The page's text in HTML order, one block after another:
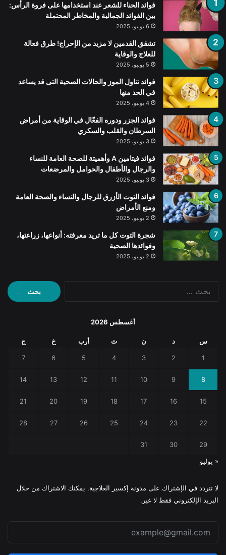
فوائد الحناء للشعر عند استخدامها على فروة الرأس:
بين الفوائد الجمالية والمخاطر المحتملة
6 يونيو، 2025
تشقق القدمين لا مزيد من الإحراج! طرق فعالة
للعلاج والوقاية
5 يونيو، 2025
فوائد تناول الموز والحالات الصحية التى قد يساعد
في الحد منها
4 يونيو، 2025
فوائد الجزر ودوره الفعّال في الوقاية من أمراض
السرطان والقلب والسكري
3 يونيو، 2025
فوائد فيتامين A وأهميتة للصحة العامة للنساء
والرجال والأطفال والحوامل والمرضعات
3 يونيو، 2025
فوائد التوت الأزرق للرجال والنساء والصحة العامة
ومنع الأمراض
2 يونيو، 2025
شجرة التوت كل ما تريد معرفته: أنواعها، زراعتها،
وفوائدها الصحية
2 يونيو، 2025
البحث
عن:
أغسطس 2026
س د ن ث أرب خ ج
1
2
3
4
5
6
7
8
9
10
11
12
13
14
15
16
17
18
19
20
21
22
23
24
25
26
27
28
29
30
31
« يوليو
لا تتردد في الإشتراك على مدونة إكسير العلاجية. يمكنك الاشتراك من خلال
البريد الإلكتروني فقط لا غير.